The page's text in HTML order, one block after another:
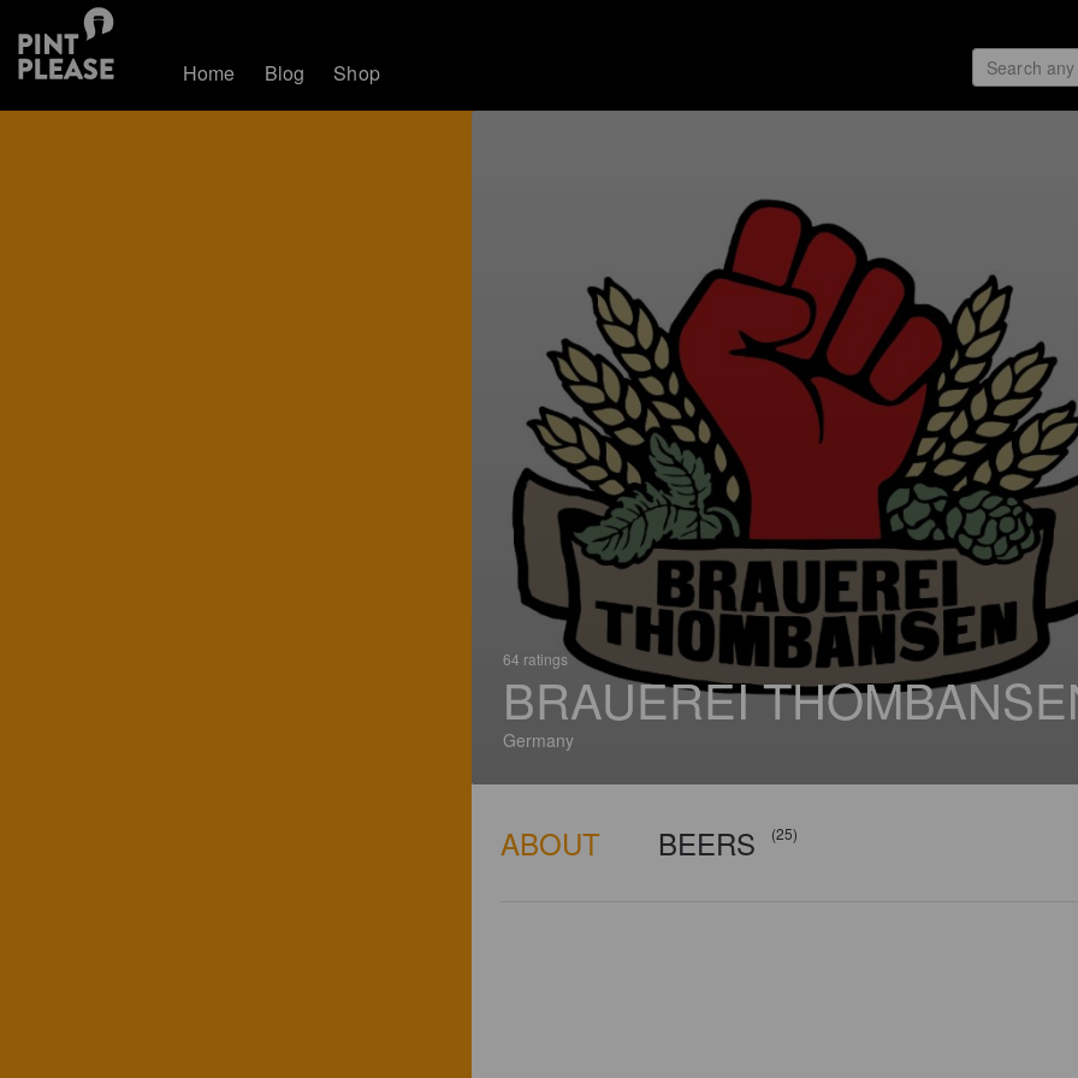
Home Blog Shop
64 ratings
BRAUEREI
Germany
ABOUT BEERS (25)